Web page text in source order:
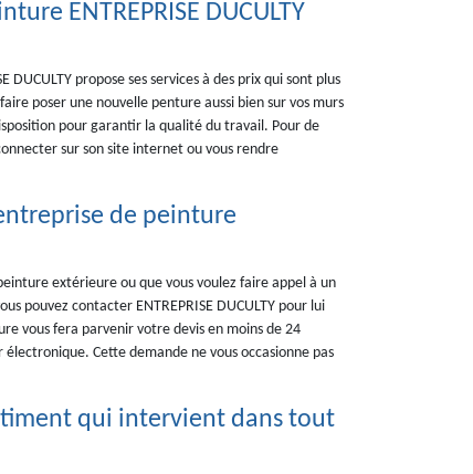
ENTREPRISE DUCULTY
propose ses services à des prix qui sont plus
poser une nouvelle penture aussi bien sur vos murs
pour garantir la qualité du travail. Pour de
sur son site internet ou vous rendre
de peinture
extérieure ou que vous voulez faire appel à un
pouvez contacter ENTREPRISE DUCULTY pour lui
vous fera parvenir votre devis en moins de 24
Cette demande ne vous occasionne pas
qui intervient dans tout